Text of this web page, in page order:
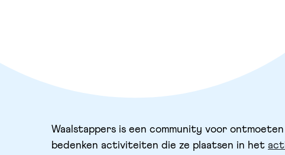
Waalstappers is een community voor
bedenken activiteiten die ze plaatsen in het